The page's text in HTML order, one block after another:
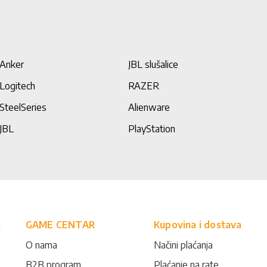
Anker
JBL slušalice
Logitech
RAZER
SteelSeries
Alienware
JBL
PlayStation
GAME CENTAR
O nama
B2B program
Kupovina i dostava
Načini plaćanja
Plaćanje na rate